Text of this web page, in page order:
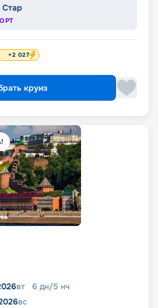
Стар
+2 027
круиз
вт 6 дн/5 нч
вс